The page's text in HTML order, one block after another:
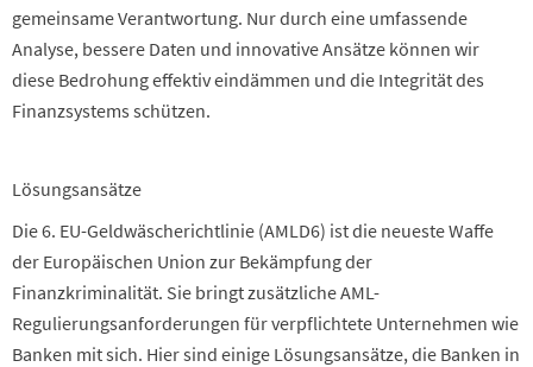
gemeinsame Verantwortung. Nur durch eine umfassende
Analyse, bessere Daten und innovative Ansätze können wir
diese Bedrohung effektiv eindämmen und die Integrität des
Finanzsystems schützen.
Lösungsansätze
Die 6. EU-Geldwäscherichtlinie (AMLD6) ist die neueste Waffe
der Europäischen Union zur Bekämpfung der
Finanzkriminalität. Sie bringt zusätzliche AML-
Regulierungsanforderungen für verpflichtete Unternehmen wie
Banken mit sich. Hier sind einige Lösungsansätze, die Banken in